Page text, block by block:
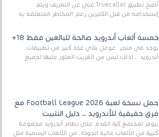
أصبح تطبيق Truecaller غني عن التعريف ويتم
إستخدامه من قبل الكثيرين رغم المخاطر المتعلقه به
خمسة ألعاب أندرويد صالحة للبالغين فقط 18+
يوجد في متجر غوغل بلاي عدد كبير من تطبيقات
أندرويد ، لذلك ليس من الغريب العثور عليها لجميع
حمل نسخة لعبة Football League 2026 مع
فرق حقيقية للأندرويد .. دليل التثبيت
يتوفر لمجتمع كرة القدم على نظام أندرويد مجموعة
كبيرة من الألعاب عالية الجودة. من الألعاب الرسمية مثل